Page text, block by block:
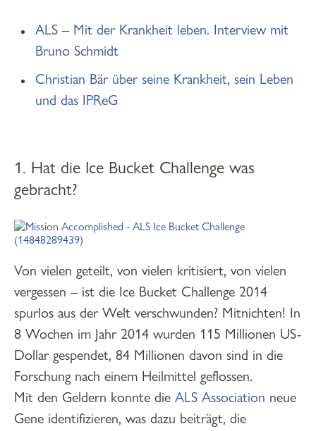
ALS – Mit der Krankheit leben. Interview mit
Bruno Schmidt
Christian Bär über seine Krankheit, sein Leben
und das IPReG
1. Hat die Ice Bucket Challenge was
gebracht?
Von vielen geteilt, von vielen kritisiert, von vielen
vergessen – ist die Ice Bucket Challenge 2014
spurlos aus der Welt verschwunden? Mitnichten! In
8 Wochen im Jahr 2014 wurden 115 Millionen US-
Dollar gespendet, 84 Millionen davon sind in die
Forschung nach einem Heilmittel geflossen.
Mit den Geldern konnte die ALS Association neue
Gene identifizieren, was dazu beiträgt, die